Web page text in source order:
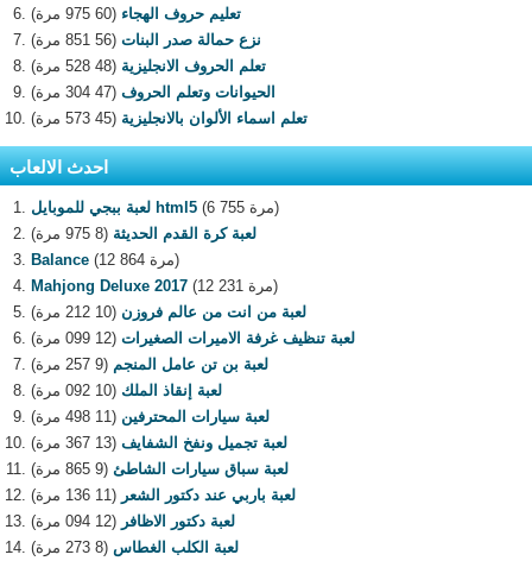
تعليم حروف الهجاء (60 975 مرة)
نزع حمالة صدر البنات (56 851 مرة)
تعلم الحروف الانجليزية (48 528 مرة)
الحيوانات وتعلم الحروف (47 304 مرة)
تعلم اسماء الألوان بالانجليزية (45 573 مرة)
احدث الالعاب
لعبة ببجي للموبايل html5
(6 755 مرة)
لعبة كرة القدم الحديثة (8 975 مرة)
Balance
(12 864 مرة)
Mahjong Deluxe 2017
(12 231 مرة)
لعبة من انت من عالم فروزن (10 212 مرة)
لعبة تنظيف غرفة الاميرات الصغيرات (12 099 مرة)
لعبة بن تن عامل المنجم (9 257 مرة)
لعبة إنقاذ الملك (10 092 مرة)
لعبة سيارات المحترفين (11 498 مرة)
لعبة تجميل ونفخ الشفايف (13 367 مرة)
لعبة سباق سيارات الشاطئ (9 865 مرة)
لعبة باربي عند دكتور الشعر (11 136 مرة)
لعبة دكتور الاظافر (12 094 مرة)
لعبة الكلب الغطاس (8 273 مرة)